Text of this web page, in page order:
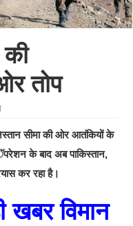
की
तोप
सीमा की ओर आतंकियों के
के बाद अब पाकिस्तान,
कर रहा है।
विमान